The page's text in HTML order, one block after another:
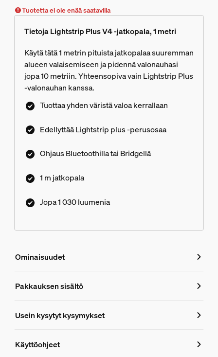
Tuotetta ei ole enää saatavilla
Tietoja Lightstrip Plus V4 -jatkopala, 1 metri
Käytä tätä 1 metrin pituista jatkopalaa suuremman
alueen valaisemiseen ja pidennä valonauhasi
jopa 10 metriin. Yhteensopiva vain Lightstrip Plus
-valonauhan kanssa.
Tuottaa yhden väristä valoa kerrallaan
Edellyttää Lightstrip plus -perusosaa
Ohjaus Bluetoothilla tai Bridgellä
1 m jatkopala
Jopa 1 030 luumenia
Ominaisuudet
Ominaisuudet
8718699703448
Muotoilu ja pinnoitus
Pakkauksen sisältö
Usein kysytyt kysymykset
Usein kysytyt kysymykset
Käyttöohjeet